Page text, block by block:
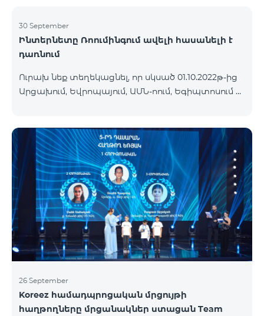
30 September
Ինտերնետը Ռոումինգում ավելի հասանելի է
դառնում
Ուրախ նեք տեղեկացնել, որ սկսած 01.10.2022թ-ից
Արցախում, Եվրոպայում, ԱՄՆ-ոում, Եգիպտոսում և
ելքային զանգեր դեպի Հայաստան՝ 150 դրամ/
րոպե: Ելքային զանգեր տեղական՝ 500 դրամ/
րոպե: SMS՝ 150 դրամ: Երկրների ամբողջական
ցանկ՝ Արցախ, Ալբանիա, ԱՄՆ, Ավստրալիա,
Ավստրիա, Բելգիա, Բոսնիա և Հերցեգովինա,
Բուլղարիա, Գերմանիա, Դանիա, Եգիպտոս,
Էստոնիա, Իռլանդիա, Իսլանդիա, Իսպանիա,
Իտալիա, Լատվիա, Լեհաստան, Լիխտենշտեյն,
26 September
Koreez համադպրոցական մրցույթի
հաղթողները մրցանակներ ստացան Team